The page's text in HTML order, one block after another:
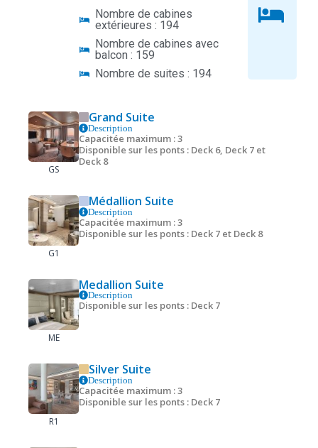
Nombre de cabines
extérieures : 194
Nombre de cabines avec
balcon : 159
Nombre de suites : 194
GS
Grand Suite
Description
Capacitée maximum : 3
Disponible sur les ponts : Deck 6, Deck 7 et
Deck 8
G1
Médallion Suite
Description
Capacitée maximum : 3
Disponible sur les ponts : Deck 7 et Deck 8
ME
Medallion Suite
Description
Disponible sur les ponts : Deck 7
R1
Silver Suite
Description
Capacitée maximum : 3
Disponible sur les ponts : Deck 7